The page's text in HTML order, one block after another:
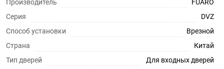
Производитель
FUARO
Серия
DVZ
Способ установки
Врезной
Страна
Китай
Тип дверей
Для входных дверей